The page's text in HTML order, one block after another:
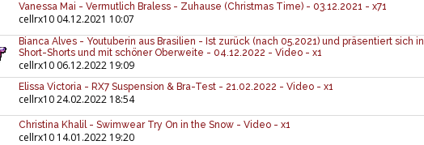
Vanessa Mai - Vermutlich Braless - Zuhause (Christmas Time) - 03.12.2021 - x71
cellrx10 04.12.2021 10:07
Bianca Alves - Youtuberin aus Brasilien - Ist zurück (nach 05.2021) und präsentiert sich in
Short-Shorts und mit schöner Oberweite - 04.12.2022 - Video - x1
cellrx10 06.12.2022 19:09
Elissa Victoria - RX7 Suspension & Bra-Test - 21.02.2022 - Video - x1
cellrx1024.02.2022 18:54
Christina Khalil - Swimwear Try On in the Snow - Video - x1
cellrx10 14.01.2022 19:20